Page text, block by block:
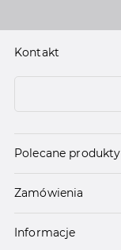
Kontakt
Polecane produkty
Zamówienia
Informacje